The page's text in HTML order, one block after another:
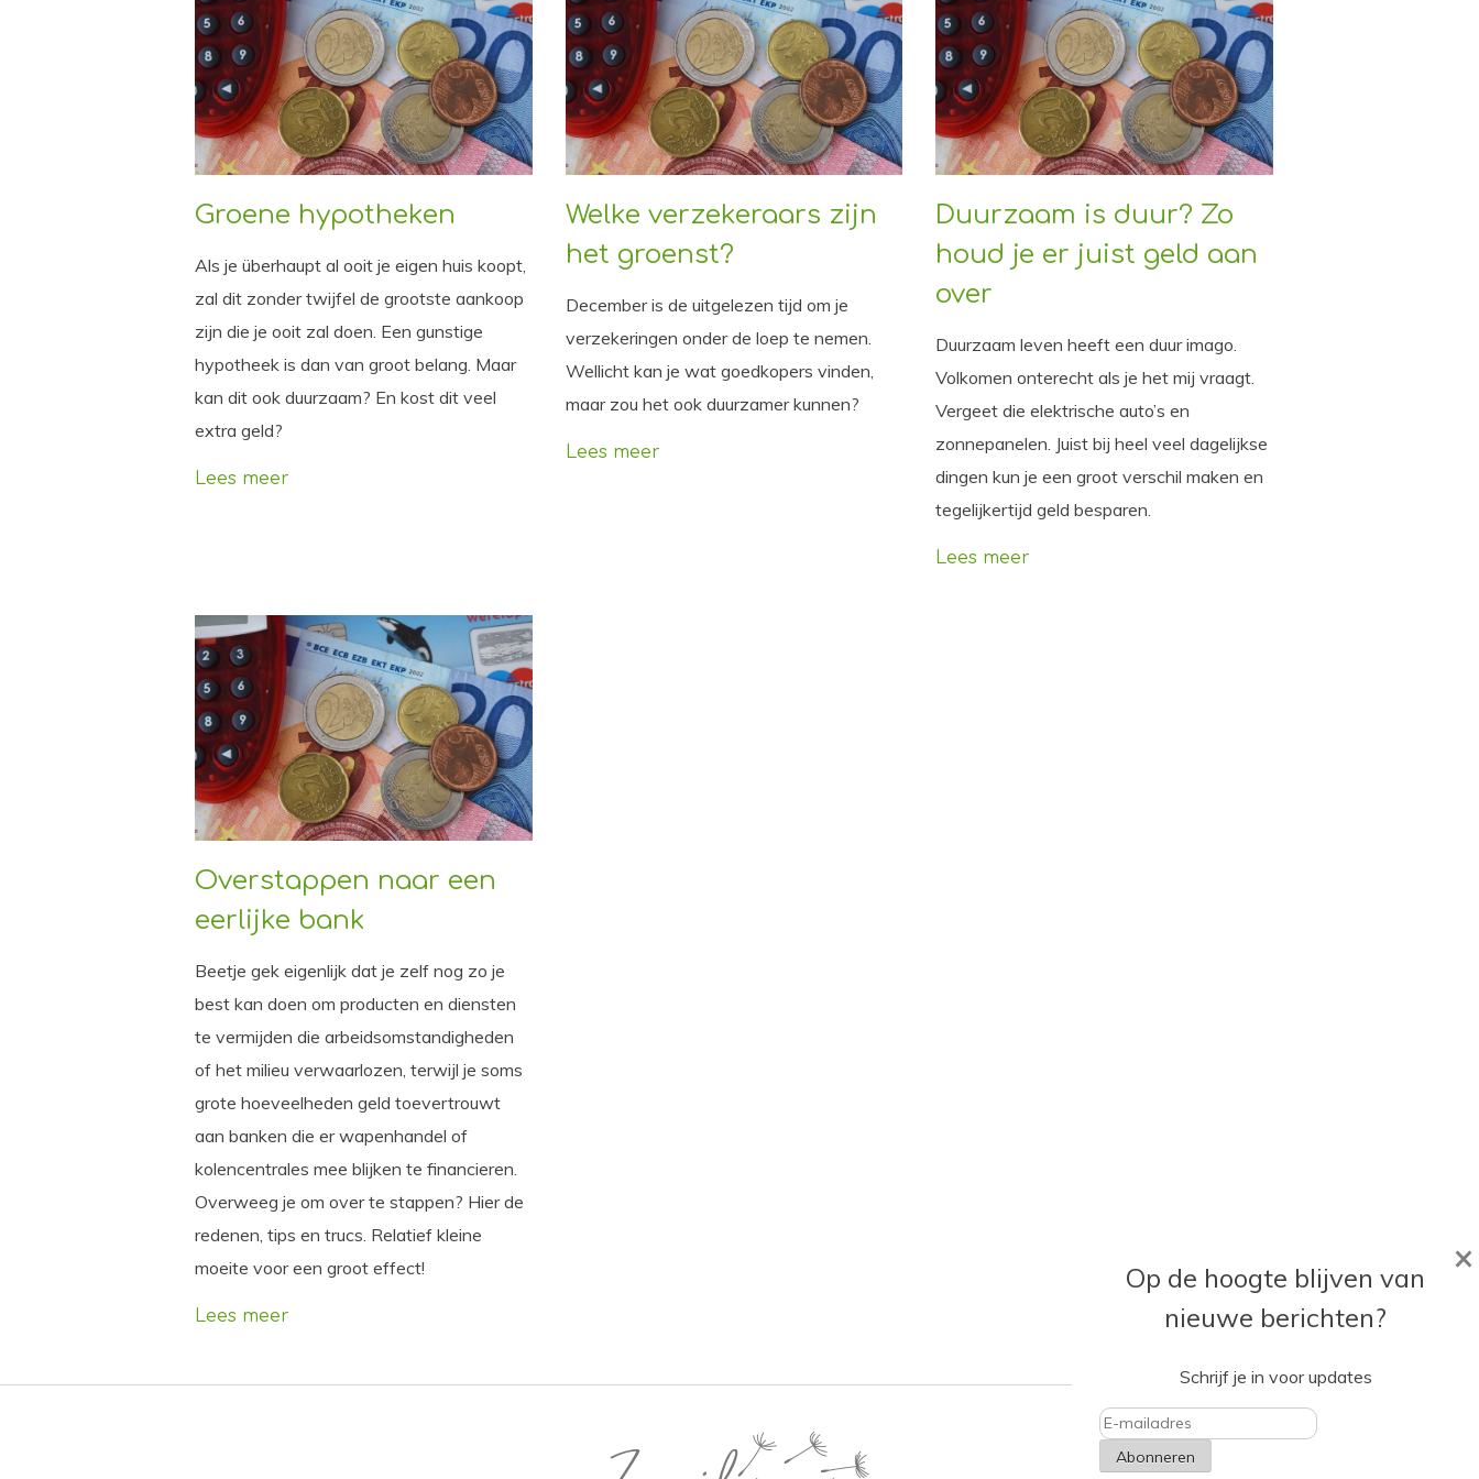
Groene hypotheken
Als je überhaupt al ooit je eigen huis koopt,
zal dit zonder twijfel de grootste aankoop
zijn die je ooit zal doen. Een gunstige
hypotheek is dan van groot belang. Maar
kan dit ook duurzaam? En kost dit veel
extra geld?
Lees meer
Welke verzekeraars zijn
het groenst?
December is de uitgelezen tijd om je
verzekeringen onder de loep te nemen.
Wellicht kan je wat goedkopers vinden,
maar zou het ook duurzamer kunnen?
Lees meer
Duurzaam is duur? Zo
houd je er juist geld aan
over
Duurzaam leven heeft een duur imago.
Volkomen onterecht als je het mij vraagt.
Vergeet die elektrische auto’s en
zonnepanelen. Juist bij heel veel dagelijkse
dingen kun je een groot verschil maken en
tegelijkertijd geld besparen.
Lees meer
Overstappen naar een
eerlijke bank
Beetje gek eigenlijk dat je zelf nog zo je
best kan doen om producten en diensten
te vermijden die arbeidsomstandigheden
of het milieu verwaarlozen, terwijl je soms
grote hoeveelheden geld toevertrouwt
aan banken die er wapenhandel of
kolencentrales mee blijken te financieren.
Overweeg je om over te stappen? Hier de
redenen, tips en trucs. Relatief kleine
moeite voor een groot effect!
Lees meer
Op de hoogte blijven van
nieuwe berichten?
Schrijf je in voor updates
E-
×